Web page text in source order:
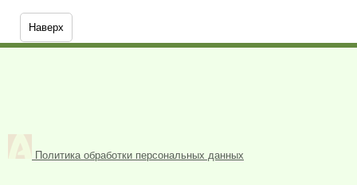
Наверх
Политика обработки персональных данных